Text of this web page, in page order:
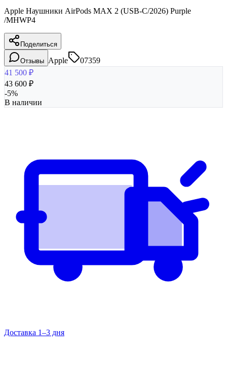
Apple Наушники AirPods MAX 2 (USB-C/2026) Purple
/MHWP4
Поделиться
Отзывы Apple
07359
41 500 ₽
43 600 ₽
-5%
В наличии
Доставка 1–3 дня